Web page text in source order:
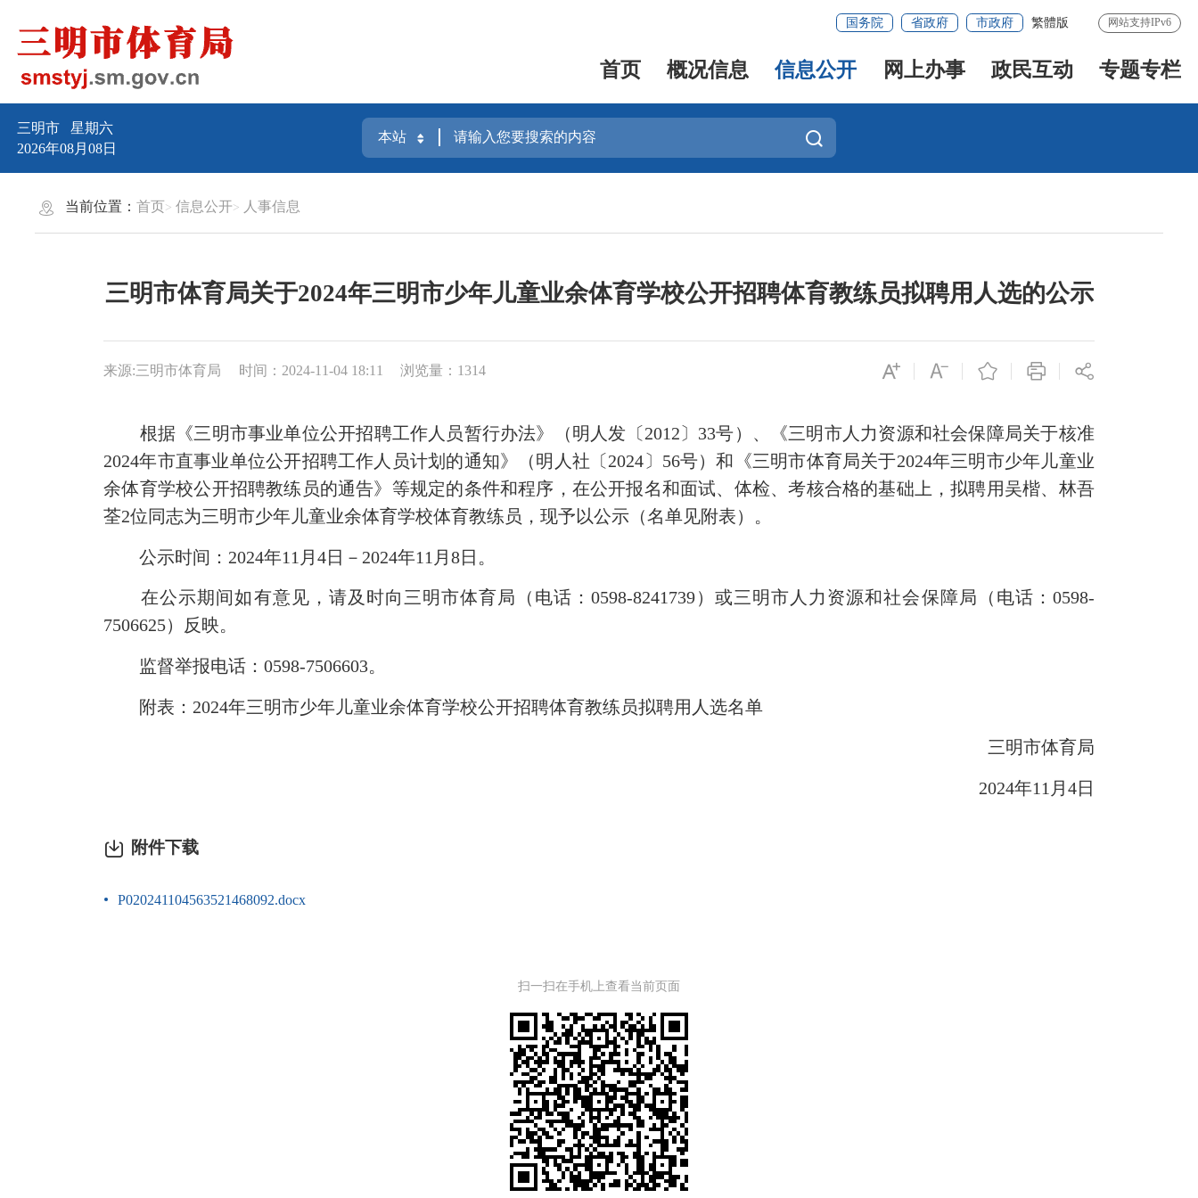
国务院 省政府 市政府 繁體版 网站支持IPv6
首页 概况信息 信息公开 网上办事 政民互动 专题专栏
三明市星期六
2026年08月08日
当前位置：首页 信息公开 人事信息
三明市体育局关于2024年三明市少年儿童业余体育学校公开招聘体育教练员拟聘用人选的公示
来源:三明市体育局 时间：2024-11-04 18:11 浏览量：1314
根据《三明市事业单位公开招聘工作人员暂行办法》（明人发〔2012〕33号）、《三明市人力资源和社会保障局关于核准
2024年市直事业单位公开招聘工作人员计划的通知》（明人社〔2024〕56号）和《三明市体育局关于2024年三明市少年儿童业
余体育学校公开招聘教练员的通告》等规定的条件和程序，在公开报名和面试、体检、考核合格的基础上，拟聘用吴楷、林吾
荃2位同志为三明市少年儿童业余体育学校体育教练员，现予以公示（名单见附表）。
公示时间：2024年11月4日－2024年11月8日。
在公示期间如有意见，请及时向三明市体育局（电话：0598-8241739）或三明市人力资源和社会保障局（电话：0598-
7506625）反映。
监督举报电话：0598-7506603。
附表：2024年三明市少年儿童业余体育学校公开招聘体育教练员拟聘用人选名单
三明市体育局
2024年11月4日
附件下载
P020241104563521468092.docx
扫一扫在手机上查看当前页面